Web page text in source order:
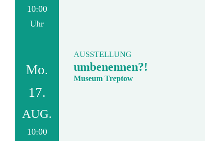
10:00
Uhr
Mo.
17.
AUG.
10:00
AUSSTELLUNG
umbenennen?!
Museum Treptow